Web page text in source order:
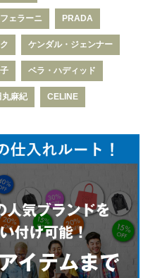
ェラーニ PRADA
ケンダル・ジェンナー
ベラ・ハディッド
丸麻紀 CELINE